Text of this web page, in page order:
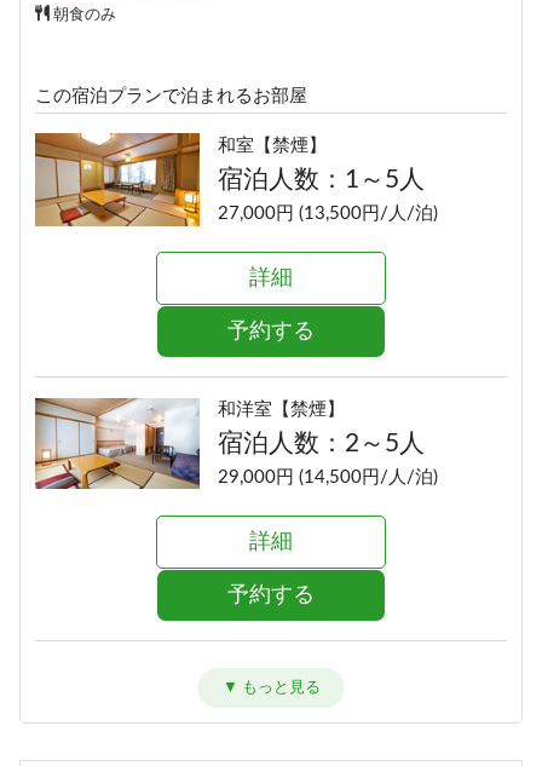
朝食のみ
この宿泊プランで泊まれるお部屋
和室【禁煙】
宿泊人数：1～5人
27,000円 (13,500円/人/泊)
詳細
予約する
和洋室【禁煙】
宿泊人数：2～5人
29,000円 (14,500円/人/泊)
詳細
予約する